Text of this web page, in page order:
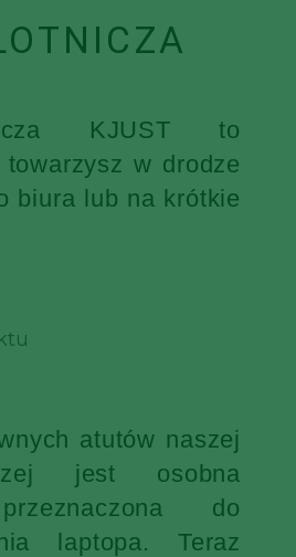
KJUST to
w drodze
biura lub na krótkie
atutów naszej
jest osobna
do
laptopa. Teraz